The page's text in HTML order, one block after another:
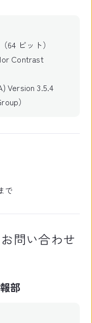
64 ビット）
Contrast
Version 3.5.4
）
で
問い合わせ
部